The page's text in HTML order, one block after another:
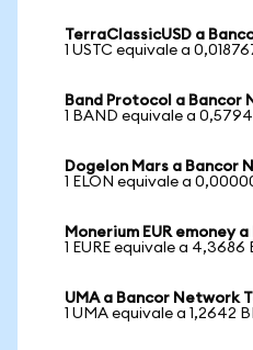
TerraClassicUSD a
1 USTC equivale a
Band Protocol a Bancor
1 BAND equivale a
Dogelon Mars a Bancor
1 ELON equivale a
Monerium EUR emoney
1 EURE equivale a 4,3686
UMA a Bancor Network
1 UMA equivale a 1,2642